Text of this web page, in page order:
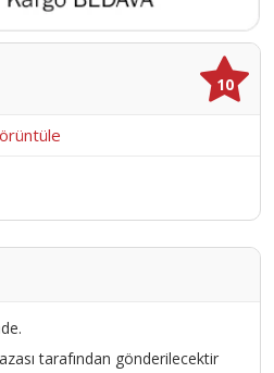
10
tarafından gönderilecektir